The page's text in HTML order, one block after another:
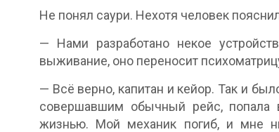
Не понял саури. Нехотя человек
— Нами разработано некое
выживание, оно переносит
— Всё верно, капитан и кейор. Так и
совершавшим обычный рейс, попала
жизнью. Мой механик погиб, и мне